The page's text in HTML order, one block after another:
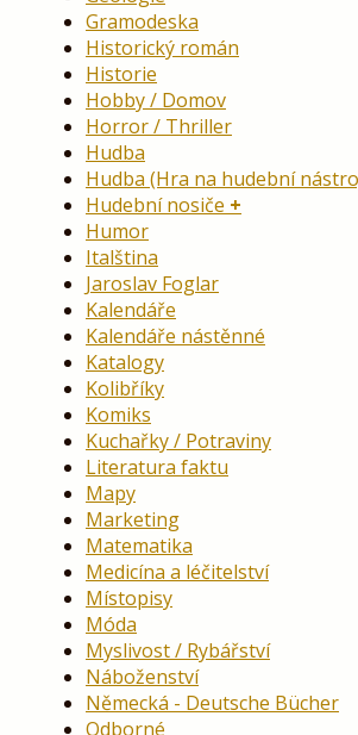
Gramodeska
Historický román
Historie
Hobby / Domov
Horror / Thriller
Hudba
Hudba (Hra na hudební
Hudební nosiče
Humor
Italština
Jaroslav Foglar
Kalendáře
Kalendáře nástěnné
Katalogy
Kolibříky
Komiks
Kuchařky / Potraviny
Literatura faktu
Mapy
Marketing
Matematika
Medicína a léčitelství
Místopisy
Móda
Myslivost / Rybářství
Náboženství
Německá - Deutsche Bücher
Odborné